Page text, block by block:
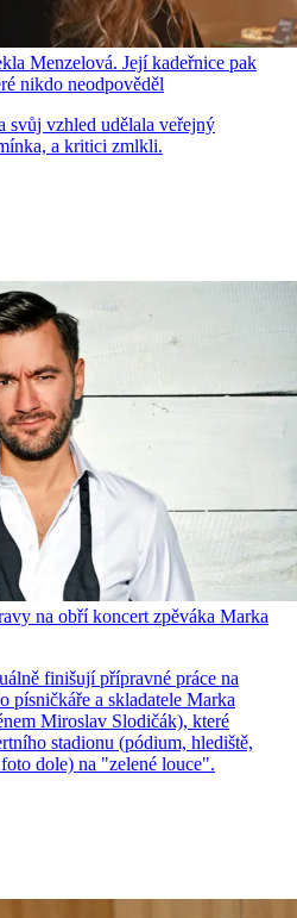
Menzelová. Její kadeřnice pak
nikdo neodpověděl
svůj vzhled udělala veřejný
a kritici zmlkli.
na obří koncert zpěváka Marka
finišují přípravné práce na
písničkáře a skladatele Marka
Miroslav Slodičák), které
stadionu (pódium, hlediště,
dole) na "zelené louce".